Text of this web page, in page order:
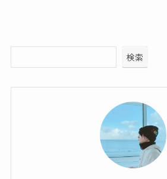
検索